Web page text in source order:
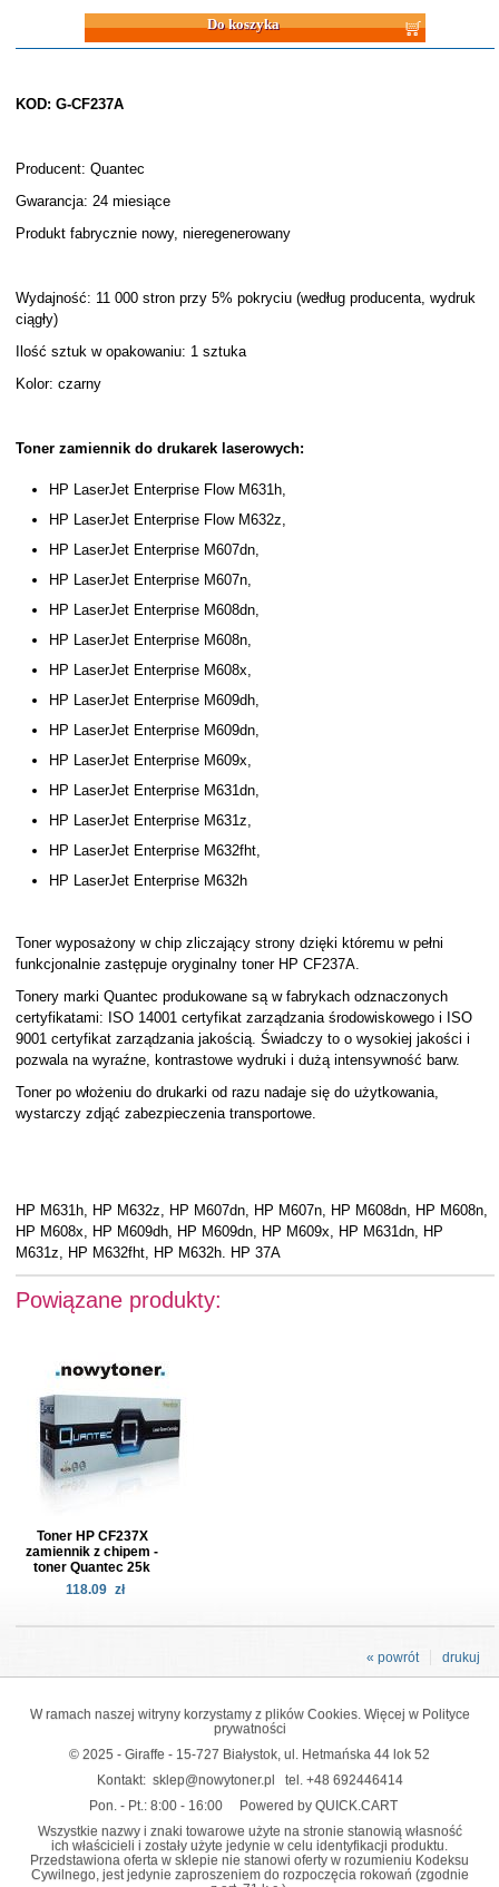
Do koszyka
KOD: G-CF237A
Producent: Quantec
Gwarancja: 24 miesiące
Produkt fabrycznie nowy, nieregenerowany
Wydajność: 11 000 stron przy 5% pokryciu (według producenta, wydruk
ciągły)
Ilość sztuk w opakowaniu: 1 sztuka
Kolor: czarny
Toner zamiennik do drukarek laserowych:
HP LaserJet Enterprise Flow M631h,
HP LaserJet Enterprise Flow M632z,
HP LaserJet Enterprise M607dn,
HP LaserJet Enterprise M607n,
HP LaserJet Enterprise M608dn,
HP LaserJet Enterprise M608n,
HP LaserJet Enterprise M608x,
HP LaserJet Enterprise M609dh,
HP LaserJet Enterprise M609dn,
HP LaserJet Enterprise M609x,
HP LaserJet Enterprise M631dn,
HP LaserJet Enterprise M631z,
HP LaserJet Enterprise M632fht,
HP LaserJet Enterprise M632h
Toner wyposażony w chip zliczający strony dzięki któremu w pełni
funkcjonalnie zastępuje oryginalny toner HP CF237A.
Tonery marki Quantec produkowane są w fabrykach odznaczonych
certyfikatami: ISO 14001 certyfikat zarządzania środowiskowego i ISO
9001 certyfikat zarządzania jakością. Świadczy to o wysokiej jakości i
pozwala na wyraźne, kontrastowe wydruki i dużą intensywność barw.
Toner po włożeniu do drukarki od razu nadaje się do użytkowania,
wystarczy zdjąć zabezpieczenia transportowe.
HP M631h, HP M632z, HP M607dn, HP M607n, HP M608dn, HP M608n,
HP M608x, HP M609dh, HP M609dn, HP M609x, HP M631dn, HP
M631z, HP M632fht, HP M632h. HP 37A
Powiązane produkty:
Toner HP CF237X
zamiennik z chipem -
toner Quantec 25k
118.09 zł
drukuj
« powrót
W ramach naszej witryny korzystamy z plików Cookies. Więcej w Polityce
prywatności
© 2025 - Giraffe - 15-727 Białystok, ul. Hetmańska 44 lok 52
Kontakt: sklep@nowytoner.pl tel. +48 692446414
Pon. - Pt.: 8:00 - 16:00
Powered by QUICK.CART
Wszystkie nazwy i znaki towarowe użyte na stronie stanowią własność
ich właścicieli i zostały użyte jedynie w celu identyfikacji produktu.
Przedstawiona oferta w sklepie nie stanowi oferty w rozumieniu Kodeksu
Cywilnego, jest jedynie zaproszeniem do rozpoczęcia rokowań (zgodnie